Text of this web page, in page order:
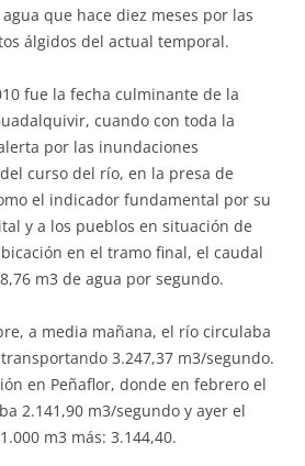
que hace diez meses por las
álgidos del actual temporal.
fue la fecha culminante de la
cuando con toda la
por las inundaciones
curso del río, en la presa de
el indicador fundamental por su
y a los pueblos en situación de
en el tramo final, el caudal
m3 de agua por segundo.
a media mañana, el río circulaba
3.247,37 m3/segundo.
en Peñaflor, donde en febrero el
2.141,90 m3/segundo y ayer el
m3 más: 3.144,40.